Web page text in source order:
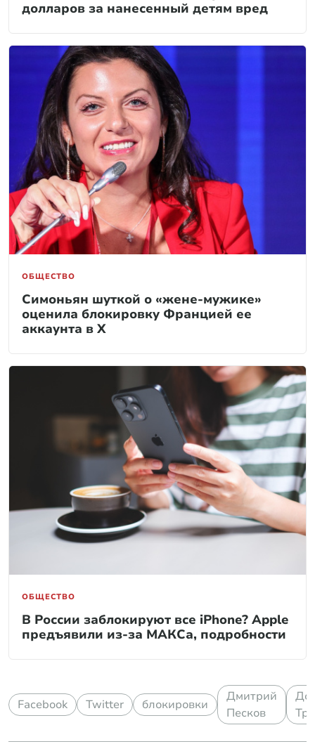
долларов за нанесенный детям вред
ОБЩЕСТВО
Симоньян шуткой о «жене-мужике»
оценила блокировку Францией ее
аккаунта в X
ОБЩЕСТВО
В России заблокируют все iPhone? Apple
предъявили из-за МАКСа, подробности
Facebook Twitter блокировки
Дмитрий
Песков